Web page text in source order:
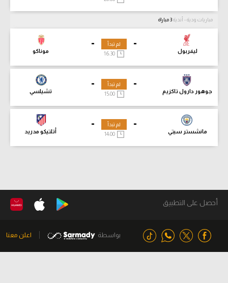
مباريات ودية - أندية
-
ليفربول
-
موناكو
لم تبدأ
-
جوهور دارول تاكزيم
-
تشيلسي
لم تبدأ
15:00
-
مانشستر سيتي
-
أتلتيكو مدريد
لم تبدأ
14:00
أحصل على التطبيق
بواسطة اعلن معنا